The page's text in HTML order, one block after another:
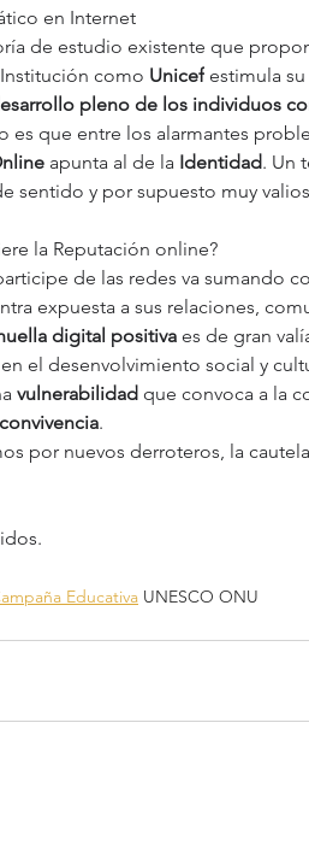
en Internet
de estudio existente que
como Unicef estimula
pleno de los individuos
es que entre los alarmantes
apunta al de la Identidad. Un
sentido y por supuesto muy
la Reputación online?
de las redes va sumando
expuesta a sus relaciones,
digital positiva es de gran
el desenvolvimiento social y
vulnerabilidad que convoca a la
.
por nuevos derroteros, la
Educativa UNESCO ONU